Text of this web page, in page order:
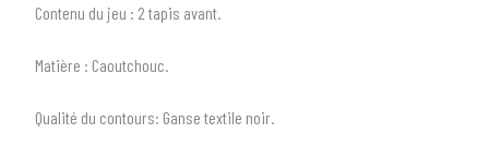
Contenu du jeu : 2 tapis avant.
Matière : Caoutchouc.
Qualité du contours: Ganse textile noir.